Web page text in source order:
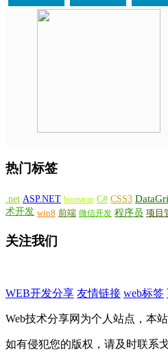
热门标签
.net ASP.NET bootstrap C# CSS3
术开发 win8 前端 微信开发 程序员 项目
关注我们
WEB开发分享 友情链接 web标签
Web技术分享网为个人站点，本
如有侵犯您的版权，请及时联系